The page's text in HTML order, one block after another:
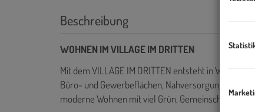
Beschreibung
WOHNEN IM VILLAGE IM DRITTEN
Mit dem VILLAGE IM DRITTEN entsteht in Wien ein
Büro- und Gewerbeflächen, Nahversorgung sowie
moderne Wohnen mit viel Grün, Gemeinschaft